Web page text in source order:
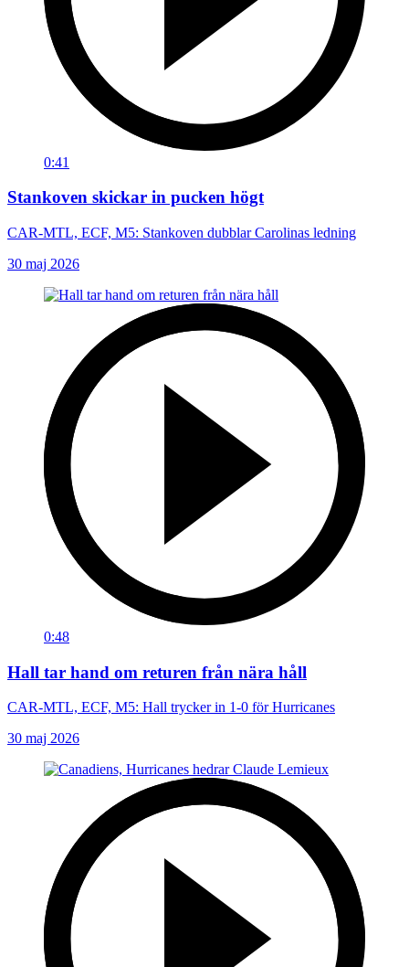
0:41
Stankoven skickar in pucken högt
CAR-MTL, ECF, M5: Stankoven dubblar Carolinas ledning
30 maj 2026
0:48
Hall tar hand om returen från nära håll
CAR-MTL, ECF, M5: Hall trycker in 1-0 för Hurricanes
30 maj 2026